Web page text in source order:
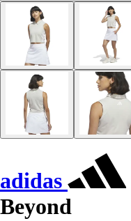
adidas
Beyond